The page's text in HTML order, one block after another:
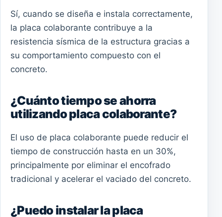
Sí, cuando se diseña e instala correctamente,
la placa colaborante contribuye a la
resistencia sísmica de la estructura gracias a
su comportamiento compuesto con el
concreto.
¿Cuánto tiempo se ahorra
utilizando placa colaborante?
El uso de placa colaborante puede reducir el
tiempo de construcción hasta en un 30%,
principalmente por eliminar el encofrado
tradicional y acelerar el vaciado del concreto.
¿Puedo instalar la placa